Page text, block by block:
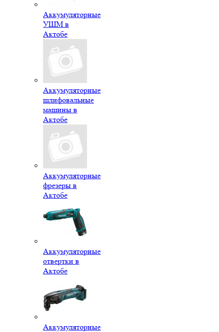
Аккумуляторные
УШМ в
Актобе
Аккумуляторные
шлифовальные
машины в
Актобе
Аккумуляторные
фрезеры в
Актобе
Аккумуляторные
отвертки в
Актобе
Аккумуляторные